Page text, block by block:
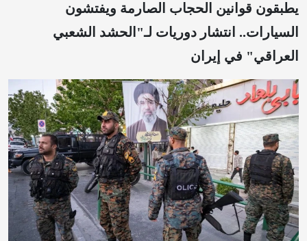
يطبقون قوانين الحجاب الصارمة ويفتشون
السيارات.. انتشار دوريات لـ"الحشد الشعبي
العراقي" في إيران